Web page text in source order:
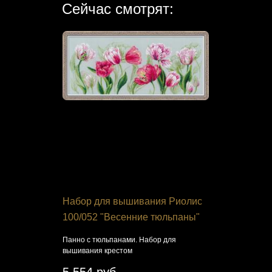
Сейчас смотрят:
Набор для вышивания Риолис
100/052 "Весенние тюльпаны"
Панно с тюльпанами. Набор для
вышивания крестом